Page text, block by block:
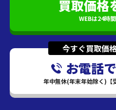
買取価格
WEBは24時
今すぐ買取価
お電話
年中無休(年末年始除く)【